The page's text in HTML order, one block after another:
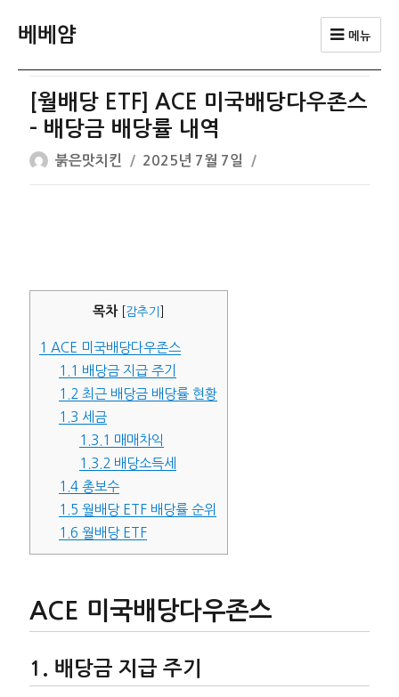
베베얌 메뉴
[월배당 ETF] ACE 미국배당다우존스
– 배당금 배당률 내역
글
쓴
붉은맛치킨
작
성
2025년 7월 7일
목차 감추기
1 ACE 미국배당다우존스
1.1 배당금 지급 주기
1.2 최근 배당금 배당률 현황
1.3 세금
1.3.1 매매차익
1.3.2 배당소득세
1.4 총보수
1.5 월배당 ETF 배당률 순위
1.6 월배당 ETF
ACE 미국배당다우존스
배당금 지급 주기